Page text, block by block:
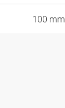
100 mm